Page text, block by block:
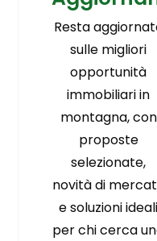
Resta
sulle migliori
opportunità
immobiliari in
montagna, con
proposte
selezionate,
novità di
e soluzioni ideali
per chi cerca